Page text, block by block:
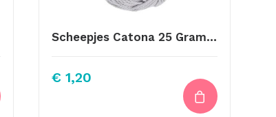
Scheepjes Catona 25 Gram Kleur 074
€ 1,20